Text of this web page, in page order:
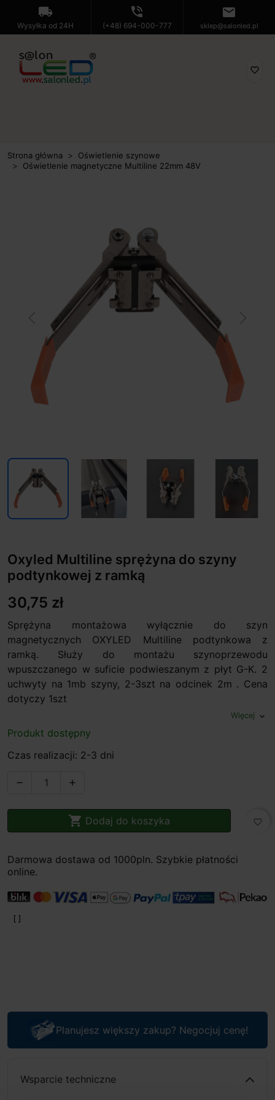
local_shipping
Wysyłka od 24H
phone_in_talk
(+48) 694-000-777
mail
sklep@salonled.pl
favorite_border
Strona główna
Oświetlenie szynowe
Oświetlenie magnetyczne Multiline 22mm 48V
Previous
Oxyled Multiline sprężyna do szyny
podtynkowej z ramką
30,75 zł
Sprężyna montażowa wyłącznie do szyn
magnetycznych OXYLED Multiline podtynkowa z
ramką. Służy do montażu szynoprzewodu
wpuszczanego w suficie podwieszanym z płyt G-K. 2
uchwyty na 1mb szyny, 2-3szt na odcinek 2m . Cena
dotyczy 1szt
Więcej expand_more
Produkt dostępny
Czas realizacji: 2-3 dni
 
 Dodaj do koszyka favorite_border
Darmowa dostawa od 1000pln. Szybkie płatności
online.
Planujesz większy zakup? Negocjuj cenę!
Wsparcie techniczne